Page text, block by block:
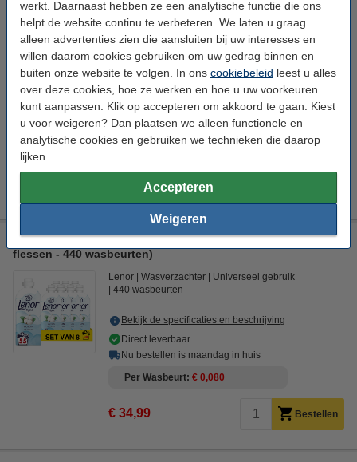
werkt. Daarnaast hebben ze een analytische functie die ons
helpt de website continu te verbeteren. We laten u graag
alleen advertenties zien die aansluiten bij uw interesses en
willen daarom cookies gebruiken om uw gedrag binnen en
buiten onze website te volgen. In ons cookiebeleid leest u alles
over deze cookies, hoe ze werken en hoe u uw voorkeuren
kunt aanpassen. Klik op accepteren om akkoord te gaan. Kiest
u voor weigeren? Dan plaatsen we alleen functionele en
analytische cookies en gebruiken we technieken die daarop
lijken.
Accepteren
Weigeren
Aanbieding: Lenor Wasverzachter Jasmin Flower 1150 ml (8
flessen - 440 wasbeurten)
Universeel gebruik
440 wasbeurten
Bekijk de specificaties en beschrijving
Direct leverbaar
Nu bestellen is maandag in huis
Per Wasbeurt
€ 34,99
Aanbieding: Lenor Wasverzachter Cotton Fresh 1150 ml (8
flessen - 440 wasbeurten)
Lenor Wasverzachter
Universeel gebruik
440 wasbeurten
Bekijk de specificaties en beschrijving
Direct leverbaar
Nu bestellen is maandag in huis
Per Wasbeurt € 0,080
€ 34,99 Bestellen